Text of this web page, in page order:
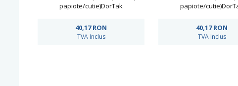
papiote/cutie)DorTak
40,17RON
TVA Inclus
papiote/
40,17RON
TVA Inclus